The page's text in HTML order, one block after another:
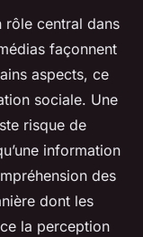
rôle central dans
façonnent
aspects, ce
sociale. Une
risque de
information
des
dont les
la perception